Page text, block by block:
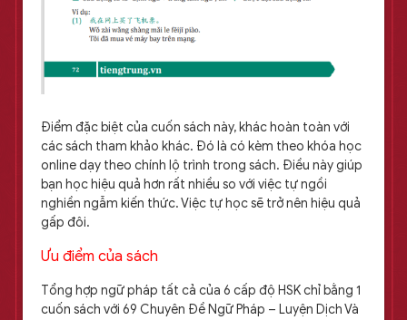
Điểm đặc biệt của cuốn sách này, khác hoàn toàn với
các sách tham khảo khác. Đó là có kèm theo khóa học
online dạy theo chính lộ trình trong sách. Điều này giúp
bạn học hiệu quả hơn rất nhiều so với việc tự ngồi
nghiền ngẫm kiến thức. Việc tự học sẽ trở nên hiệu quả
gấp đôi.
Ưu điểm của sách
Tổng hợp ngữ pháp tất cả của 6 cấp độ HSK chỉ bằng 1
cuốn sách với 69 Chuyên Đề Ngữ Pháp – Luyện Dịch Và